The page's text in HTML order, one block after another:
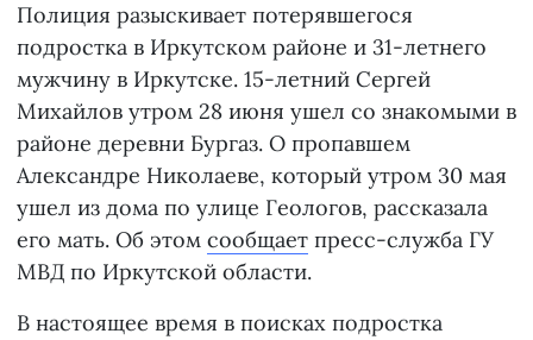
Полиция разыскивает потерявшегося
подростка в Иркутском районе и 31-летнего
мужчину в Иркутске. 15-летний Сергей
Михайлов утром 28 июня ушел со знакомыми в
районе деревни Бургаз. О пропавшем
Александре Николаеве, который утром 30 мая
ушел из дома по улице Геологов, рассказала
его мать. Об этом сообщает пресс-служба ГУ
МВД по Иркутской области.
В настоящее время в поисках подростка